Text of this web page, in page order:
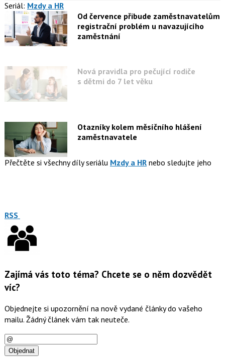
Seriál: Mzdy a HR
Od července přibude zaměstnavatelům
registrační problém u navazujícího
zaměstnání
Nová pravidla pro pečující rodiče
s dětmi do 7 let věku
Otazníky kolem měsíčního hlášení
zaměstnavatele
Přečtěte si všechny díly seriálu Mzdy a HRnebo sledujte jeho
RSS
Zajímá vás toto téma? Chcete se o něm dozvědět
víc?
Objednejte si upozornění na nově vydané články do vašeho
mailu. Žádný článek vám tak neuteče.
E-
mail
Objednat